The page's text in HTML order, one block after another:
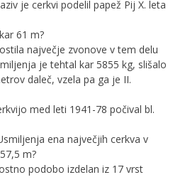
je cerkvi podelil papež Pij X. leta
61 m?
največje zvonove v tem delu
je tehtal kar 5855 kg, slišalo
daleč, vzela pa ga je II.
med leti 1941-78 počival bl.
ena največjih cerkva v
m?
podobo izdelan iz 17 vrst